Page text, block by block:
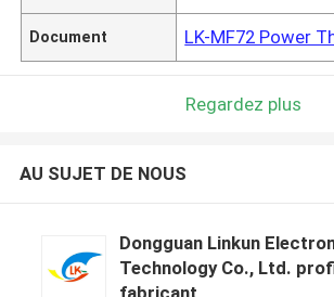
Document LK-MF72 Power
Regardez plus
AU SUJET DE NOUS
Dongguan Linkun
Technology Co., Ltd.